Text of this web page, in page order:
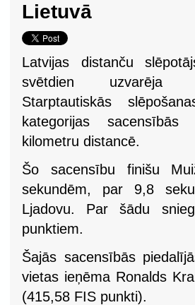
Lietuvā
Latvijas distanču
svētdien uzvarēja
Starptautiskās
kategorijas
kilometru distancē.
Šo sacensību finišu
sekundēm, par 9,8
Ljadovu. Par šādu
punktiem.
Šajās sacensībās
vietas ieņēma Ronalds
(415,58 FIS punkti).